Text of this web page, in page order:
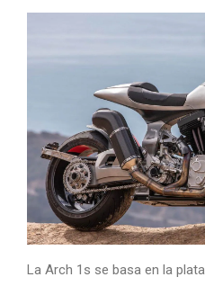
La Arch 1s se basa en la